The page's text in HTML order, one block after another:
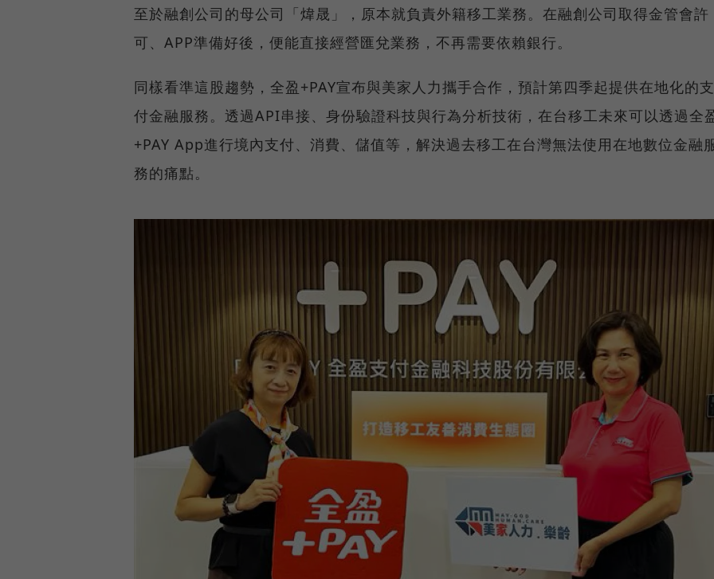
至於融創公司的母公司「煒晟」，原本就負責外籍移工業務。在融創公司取得金管會許
可、APP準備好後，便能直接經營匯兌業務，不再需要依賴銀行。
同樣看準這股趨勢，全盈+PAY宣布與美家人力攜手合作，預計第四季起提供在地化的支
付金融服務。透過API串接、身份驗證科技與行為分析技術，在台移工未來可以透過全
+PAY App進行境內支付、消費、儲值等，解決過去移工在台灣無法使用在地數位金融
務的痛點。